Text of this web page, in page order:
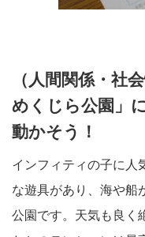
（人間関係・社
めくじら公園」
動かそう！
インフィティの子に
な遊具があり、海や船
公園です。天気も良く